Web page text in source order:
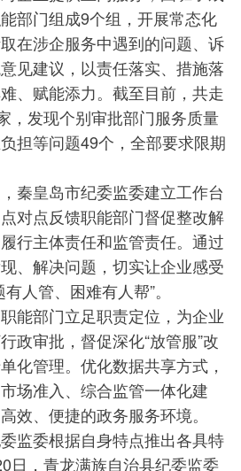
部门组成9个组，开展常态化
在涉企服务中遇到的问题、诉
见建议，以责任落实、措施落
、赋能添力。截至目前，共走
，发现个别审批部门服务质量
担等问题49个，全部要求限期
皇岛市纪委监委建立工作台
对点反馈职能部门督促整改解
行主体责任和监管责任。通过
、解决问题，切实让企业感受
人管、困难有人帮”。
部门立足职责定位，为企业
政审批，督促深化“放管服”改
化管理。优化数据共享方式，
场准入、综合监管一体化建
效、便捷的政务服务环境。
委根据自身特点推出各具特
日，青龙满族自治县纪委监委